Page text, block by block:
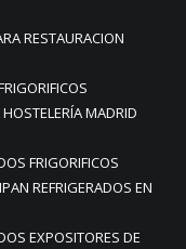
RESTAURACION
MADRID
FRIGORIFICOS
REFRIGERADOS EN
EXPOSITORES DE